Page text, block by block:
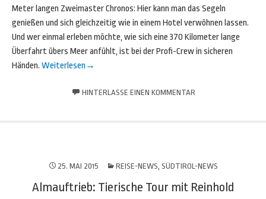
Meter langen Zweimaster Chronos: Hier kann man das Segeln
genießen und sich gleichzeitig wie in einem Hotel verwöhnen lassen.
Und wer einmal erleben möchte, wie sich eine 370 Kilometer lange
Überfahrt übers Meer anfühlt, ist bei der Profi-Crew in sicheren
Händen. Weiterlesen →
HINTERLASSE EINEN KOMMENTAR
25. MAI 2015 REISE-NEWS, SÜDTIROL-NEWS
Almauftrieb: Tierische Tour mit Reinhold